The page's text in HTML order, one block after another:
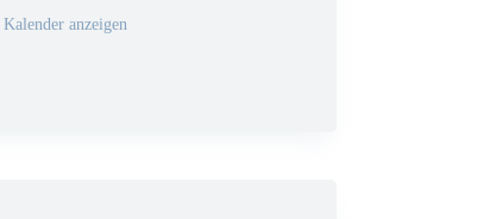
n
Kalender anzeigen